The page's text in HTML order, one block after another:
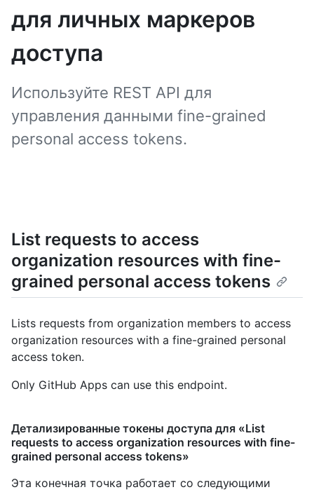
для личных маркеров
доступа
Используйте REST API для
управления данными fine-grained
personal access tokens.
List requests to access
organization resources with fine-
grained personal access tokens
Lists requests from organization members to access
organization resources with a fine-grained personal
access token.
Only GitHub Apps can use this endpoint.
Детализированные токены доступа для «List
requests to access organization resources with fine-
grained personal access tokens»
Эта конечная точка работает со следующими